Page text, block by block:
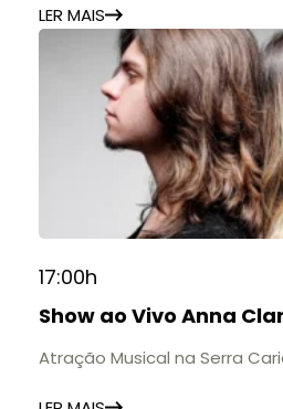
LER MAIS
17:00h
Show ao Vivo Anna
Atração Musical na Serra